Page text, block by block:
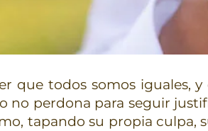
que todos somos iguales,
no perdona para seguir
tapando su propia